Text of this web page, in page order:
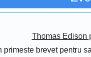
Thomas Edison
brevet pentru